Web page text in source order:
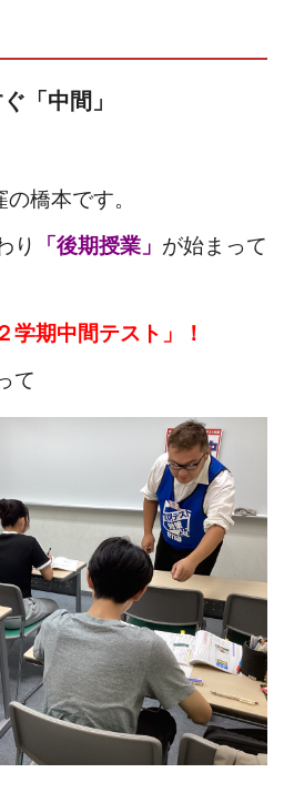
「中間」
橋本です。
り 「後期授業」 が始まって
学期中間テスト」！
て